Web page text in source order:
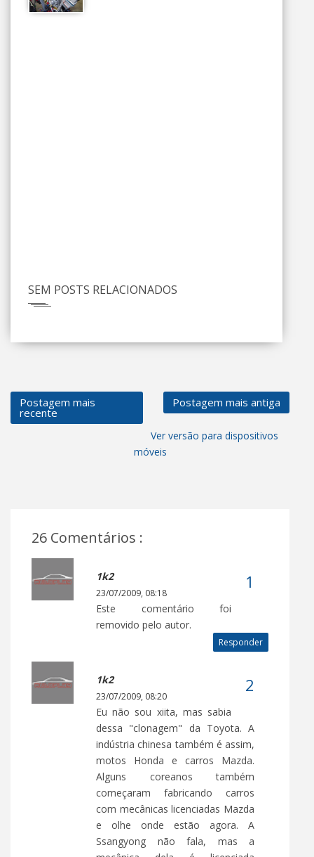
SEM POSTS RELACIONADOS
Postagem mais
recente
Postagem mais antiga
Ver versão para dispositivos
móveis
26 Comentários :
1k2
23/07/2009, 08:18
Este comentário foi
removido pelo autor.
Responder
1k2
23/07/2009, 08:20
Eu não sou xiita, mas sabia
dessa "clonagem" da Toyota. A
indústria chinesa também é assim,
motos Honda e carros Mazda.
Alguns coreanos também
começaram fabricando carros
com mecânicas licenciadas Mazda
e olhe onde estão agora. A
Ssangyong não fala, mas a